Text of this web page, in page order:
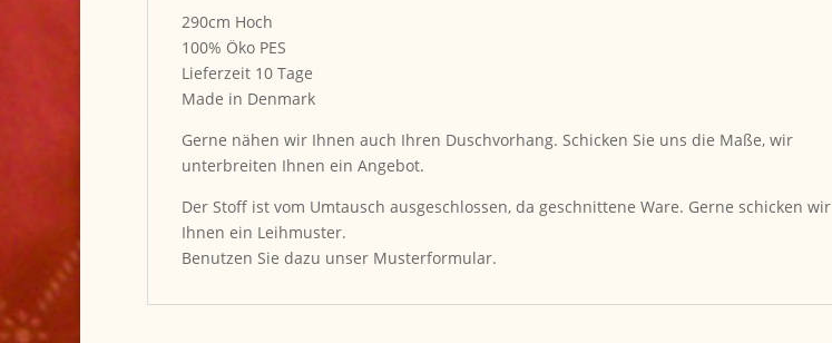
290cm Hoch
100% Öko PES
Lieferzeit 10 Tage
Made in Denmark
Gerne nähen wir Ihnen auch Ihren Duschvorhang. Schicken Sie uns die Maße, wir
unterbreiten Ihnen ein Angebot.
Der Stoff ist vom Umtausch ausgeschlossen, da geschnittene Ware. Gerne schicken wir
Ihnen ein Leihmuster.
Benutzen Sie dazu unser Musterformular.